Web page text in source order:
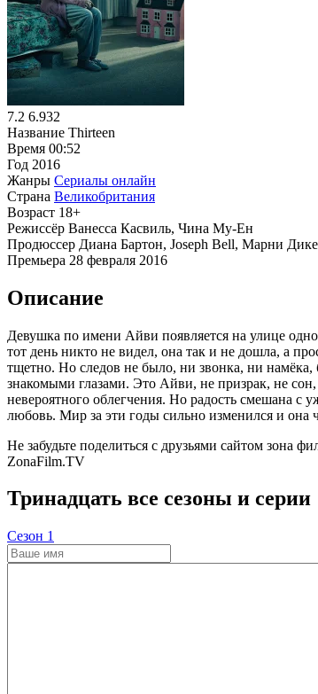
7.2 6.932
Название Thirteen
Время 00:52
Год 2016
Жанры Сериалы онлайн
Страна Великобритания
Возраст 18+
Режиссёр Ванесса Касвиль, Чина Му-Ен
Продюссер Диана Бартон, Joseph Bell, Марни
Премьера 28 февраля 2016
Описание
Девушка по имени Айви появляется на улице
тот день никто не видел, она так и не дошла, а
тщетно. Но следов не было, ни звонка, ни намёка,
знакомыми глазами. Это Айви, не призрак, не
невероятного облегчения. Но радость смешана с
любовь. Мир за эти годы сильно изменился и она
Не забудьте поделиться с друзьями сайтом зона
ZonaFilm.TV
Тринадцать все сезоны и серии
Cезон 1